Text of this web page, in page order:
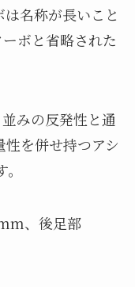
名称が長いこと
ボと省略された
みの反発性と通
を併せ持つアシ
、後足部